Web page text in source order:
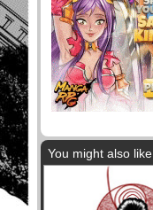
You might also like